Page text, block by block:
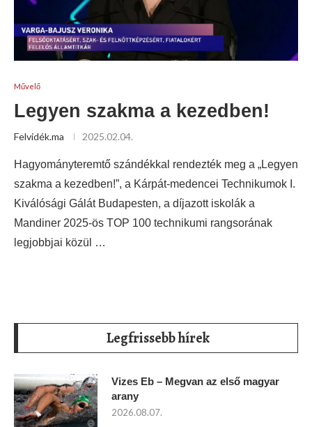
Művelő
Legyen szakma a kezedben!
Felvidék.ma 2025.02.04.
Hagyományteremtő szándékkal rendezték meg a „Legyen
szakma a kezedben!”, a Kárpát-medencei Technikumok I.
Kiválósági Gálát Budapesten, a díjazott iskolák a
Mandiner 2025-ös TOP 100 technikumi rangsorának
legjobbjai közül …
Legfrissebb hírek
Vizes Eb – Megvan az első magyar
arany
2026.08.07.